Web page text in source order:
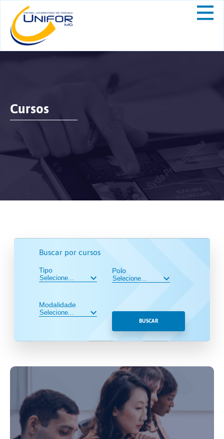
Cursos
Buscar por cursos
Tipo
Modalidade
Polo
BUSCAR